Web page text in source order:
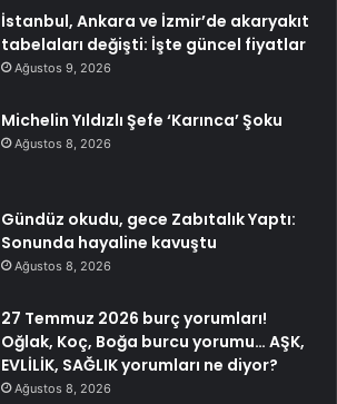
İstanbul, Ankara ve İzmir’de akaryakıt
tabelaları değişti: İşte güncel fiyatlar
Ağustos 9, 2026
Michelin Yıldızlı Şefe ‘Karınca’ Şoku
Ağustos 8, 2026
Gündüz okudu, gece Zabıtalık Yaptı:
Sonunda hayaline kavuştu
Ağustos 8, 2026
27 Temmuz 2026 burç yorumları!
Oğlak, Koç, Boğa burcu yorumu… AŞK,
EVLİLİK, SAĞLIK yorumları ne diyor?
Ağustos 8, 2026